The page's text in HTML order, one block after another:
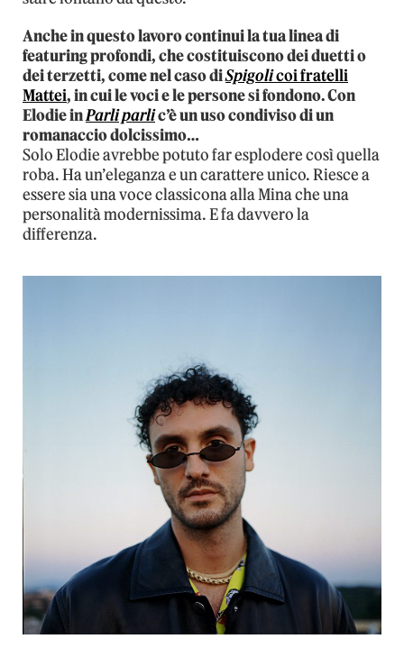
Anche in questo lavoro continui la tua linea di
featuring profondi, che costituiscono dei duetti o
dei terzetti, come nel caso diSpigolicoi fratelli
Mattei, in cui le voci e le persone si fondono. Con
Elodie inParli parlic’è un uso condiviso di un
romanaccio dolcissimo…
Solo Elodie avrebbe potuto far esplodere così quella
roba. Ha un’eleganza e un carattere unico. Riesce a
essere sia una voce classicona alla Mina che una
personalità modernissima. E fa davvero la
differenza.